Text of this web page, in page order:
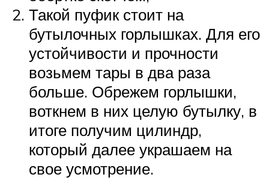
Такой пуфик стоит на
бутылочных горлышках. Для его
устойчивости и прочности
возьмем тары в два раза
больше. Обрежем горлышки,
воткнем в них целую бутылку, в
итоге получим цилиндр,
который далее украшаем на
свое усмотрение.